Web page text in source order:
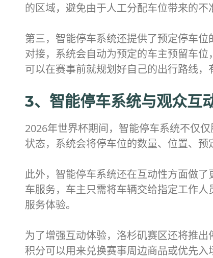
的区域，避免由于人工分配车位带来的
第三，智能停车系统还提供了预定停车
对接，系统会自动为预定的车主预留车
可以在赛事前就规划好自己的出行路线，
3、智能停车系统与观众互
2026年世界杯期间，智能停车系统不仅
状态，系统会将停车位的数量、位置、
此外，智能停车系统还在互动性方面做
车服务，车主只需将车辆交给指定工作
服务体验。
为了增强互动体验，洛杉矶赛区还将推
积分可以用来兑换赛事周边商品或优先入